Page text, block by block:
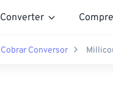
Converter
Cobrar Conversor